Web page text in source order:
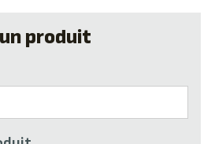
produit